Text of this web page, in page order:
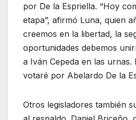
por De la Espriella. “Hoy
etapa”, afirmó Luna, quien
creemos en la libertad, la
oportunidades debemos
a Iván Cepeda en las urnas.
votaré por Abelardo De la
Otros legisladores también